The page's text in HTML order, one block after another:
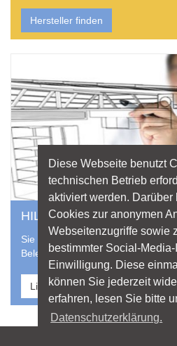
Hersteller finden
HILFE VOM PROFI
Sie suchen einen professionellen
Beleuchtungsprojekt? Nutzen Sie
Lichtplaner finden
Diese Webseite benutzt
technischen Betrieb
aktiviert werden. Darüber
Cookies zur anonymen
Webseitenzugriffe sowie
bestimmter Social-
Einwilligung. Diese
können Sie jederzeit
erfahren, lesen Sie bitte
Datenschutzerklärung.